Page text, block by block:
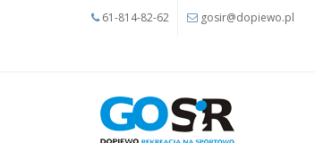
Przejdź do treści 61-814-82-62 gosir@dopiewo.pl